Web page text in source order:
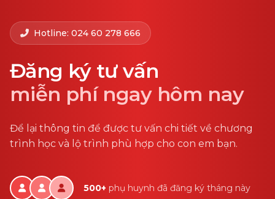
Hotline: 024 60 278 666
Đăng ký tư vấn
miễn phí ngay hôm nay
Để lại thông tin để được tư vấn chi tiết về chương
trình học và lộ trình phù hợp cho con em bạn.
500+ phụ huynh đã đăng ký tháng này